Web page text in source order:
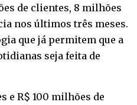
de clientes, 8 milhões
nos últimos três meses.
que já permitem que a
seja feita de
e R$ 100 milhões de